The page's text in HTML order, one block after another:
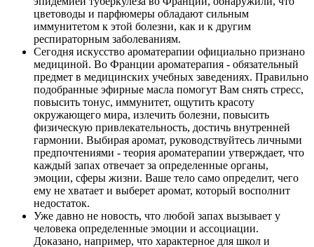
цветоводы и парфюмеры обладают сильным
иммунитетом к этой болезни, как и к другим
респираторным заболеваниям.
Сегодня искусство ароматерапии официально признано
медициной. Во Франции ароматерапия - обязательный
предмет в медицинских учебных заведениях. Правильно
подобранные эфирные масла помогут Вам снять стресс,
повысить тонус, иммунитет, ощутить красоту
окружающего мира, излечить болезни, повысить
физическую привлекательность, достичь внутренней
гармонии. Выбирая аромат, руководствуйтесь личными
предпочтениями - теория ароматерапии утверждает, что
каждый запах отвечает за определенные органы,
эмоции, сферы жизни. Ваше тело само определит, чего
ему не хватает и выберет аромат, который восполнит
недостаток.
Уже давно не новость, что любой запах вызывает у
человека определенные эмоции и ассоциации.
Доказано, например, что характерное для школ и